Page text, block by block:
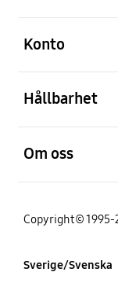
Konto
Hållbarhet
Om oss
Copyright© 1995-
Sverige/Svenska